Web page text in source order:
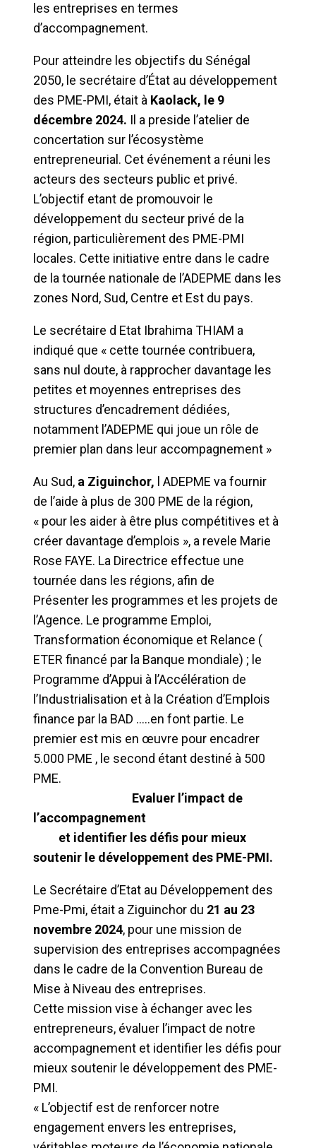
les entreprises en termes
d’accompagnement.
Pour atteindre les objectifs du Sénégal
2050, le secrétaire d’État au développement
des PME-PMI, était à Kaolack, le 9
décembre 2024. Il a preside l’atelier de
concertation sur l’écosystème
entrepreneurial. Cet événement a réuni les
acteurs des secteurs public et privé.
L’objectif etant de promouvoir le
développement du secteur privé de la
région, particulièrement des PME-PMI
locales. Cette initiative entre dans le cadre
de la tournée nationale de l’ADEPME dans les
zones Nord, Sud, Centre et Est du pays.
Le secrétaire d Etat Ibrahima THIAM a
indiqué que « cette tournée contribuera,
sans nul doute, à rapprocher davantage les
petites et moyennes entreprises des
structures d’encadrement dédiées,
notamment l’ADEPME qui joue un rôle de
premier plan dans leur accompagnement »
Au Sud, a Ziguinchor, l ADEPME va fournir
de l’aide à plus de 300 PME de la région,
« pour les aider à être plus compétitives et à
créer davantage d’emplois », a revele Marie
Rose FAYE. La Directrice effectue une
tournée dans les régions, afin de
Présenter les programmes et les projets de
l’Agence. Le programme Emploi,
Transformation économique et Relance (
ETER financé par la Banque mondiale) ; le
Programme d’Appui à l’Accélération de
l’Industrialisation et à la Création d’Emplois
finance par la BAD …..en font partie. Le
premier est mis en œuvre pour encadrer
5.000 PME , le second étant destiné à 500
PME.
Evaluer l’impact de
l’accompagnement
et identifier les défis pour mieux
soutenir le développement des PME-PMI.
Le Secrétaire d’Etat au Développement des
Pme-Pmi, était a Ziguinchor du 21 au 23
novembre 2024, pour une mission de
supervision des entreprises accompagnées
dans le cadre de la Convention Bureau de
Mise à Niveau des entreprises.
Cette mission vise à échanger avec les
entrepreneurs, évaluer l’impact de notre
accompagnement et identifier les défis pour
mieux soutenir le développement des PME-
PMI.
« L’objectif est de renforcer notre
engagement envers les entreprises,